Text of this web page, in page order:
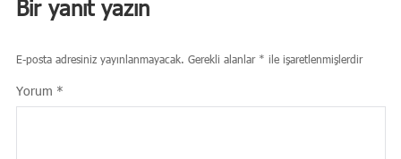
Bir yanıt yazın
E-posta adresiniz yayınlanmayacak. Gerekli alanlar * ile işaretlenmişlerdir
Yorum *